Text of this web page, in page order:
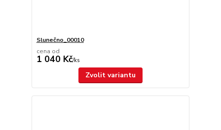
Slunečno_00010
cena od
1 040 Kč/ks
Zvolit variantu